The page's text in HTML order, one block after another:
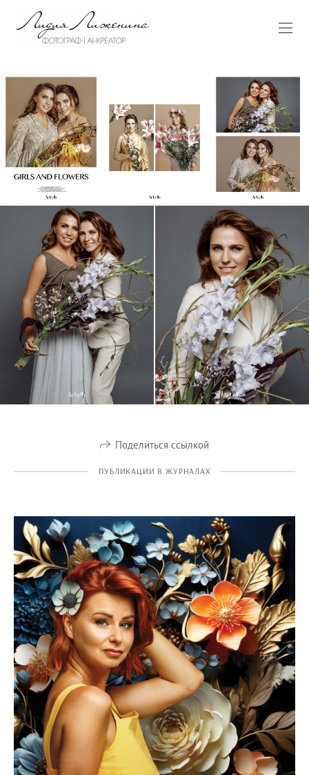
Поделиться ссылкой
ПУБЛИКАЦИИ В ЖУРНАЛАХ